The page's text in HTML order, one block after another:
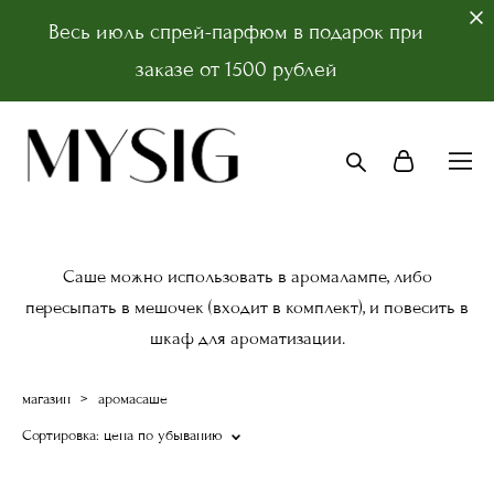
Весь июль спрей-парфюм в подарок при
заказе от 1500 рублей
Саше можно использовать в аромалампе, либо
пересыпать в мешочек (входит в комплект), и повесить в
шкаф для ароматизации.
магазин > аромасаше
Сортировка: цена по убыванию